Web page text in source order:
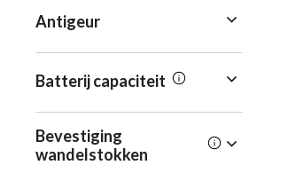
Antigeur
Batterij capaciteit
Bevestiging
wandelstokken